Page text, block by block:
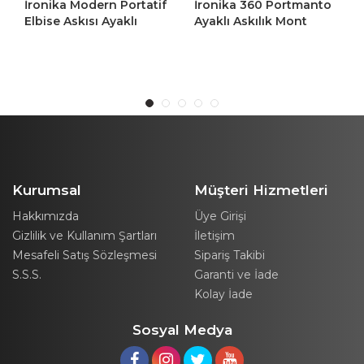
Modern Portatif
Askısı Ayaklı
İronika 360 Portmanto
Ayaklı Askılık Mont
İronika
Kurumsal
Hakkımızda
Gizlilik ve Kullanım Şartları
Mesafeli Satış Sözleşmesi
S.S.S.
Müşteri Hizmetleri
Üye Girişi
İletişim
Sipariş Takibi
Garanti ve İade
Kolay İade
Sosyal Medya